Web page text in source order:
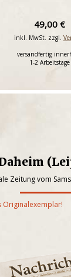
49,00 €
inkl. MwSt. zzgl.
versandfertig
1-2 Arbeitstage
Zeitung vom
Originalexemplar!